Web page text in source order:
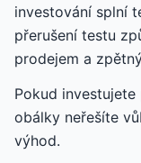
investování splní
přerušení testu
prodejem a
Pokud investujete
obálky neřešíte
výhod.